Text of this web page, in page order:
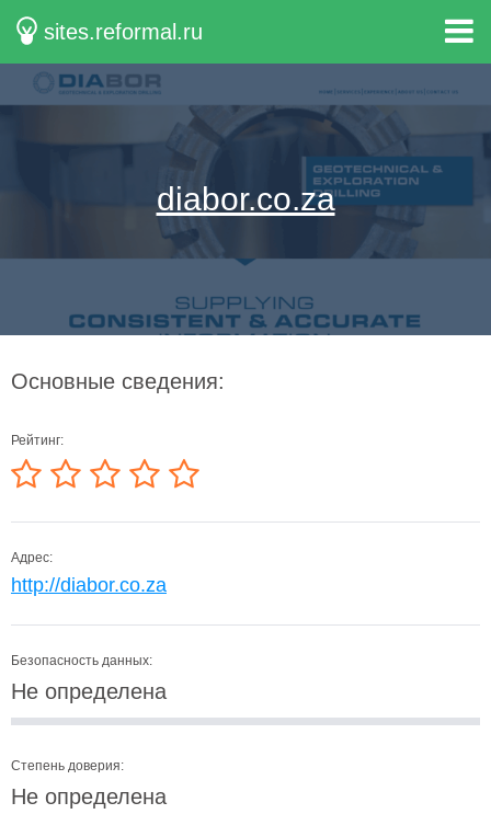
sites.reformal.ru
diabor.co.za
Основные сведения:
Рейтинг:
Адрес:
http://diabor.co.za
Безопасность данных:
Не определена
Степень доверия:
Не определена